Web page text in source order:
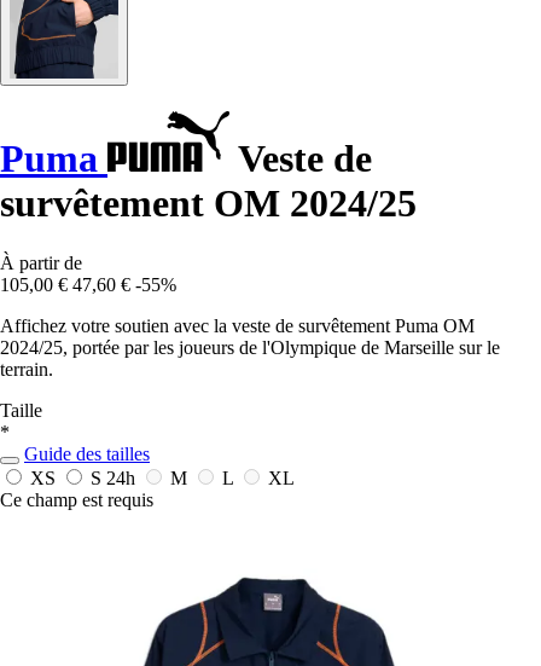
Puma
Veste de
survêtement OM 2024/25
À partir de
105,00 € 47,60 € -55%
Affichez votre soutien avec la veste de survêtement Puma OM
2024/25, portée par les joueurs de l'Olympique de Marseille sur le
terrain.
Taille
*
Guide des tailles
XS
S 24h M L
XL
Ce champ est requis